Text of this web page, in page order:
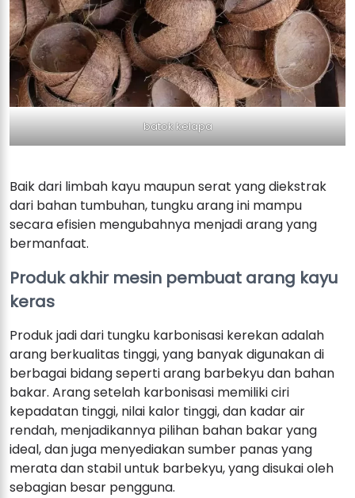
batok kelapa
Baik dari limbah kayu maupun serat yang diekstrak
dari bahan tumbuhan, tungku arang ini mampu
secara efisien mengubahnya menjadi arang yang
bermanfaat.
Produk akhir mesin pembuat arang kayu
keras
Produk jadi dari tungku karbonisasi kerekan adalah
arang berkualitas tinggi, yang banyak digunakan di
berbagai bidang seperti arang barbekyu dan bahan
bakar. Arang setelah karbonisasi memiliki ciri
kepadatan tinggi, nilai kalor tinggi, dan kadar air
rendah, menjadikannya pilihan bahan bakar yang
ideal, dan juga menyediakan sumber panas yang
merata dan stabil untuk barbekyu, yang disukai oleh
sebagian besar pengguna.